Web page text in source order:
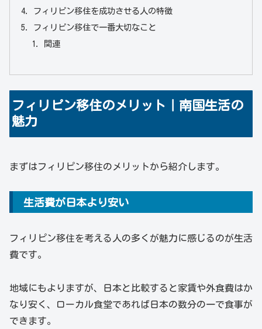
フィリピン移住を成功させる人の特徴
フィリピン移住で一番大切なこと
関連
フィリピン移住のメリット｜南国生活の
魅力
まずはフィリピン移住のメリットから紹介します。
生活費が日本より安い
フィリピン移住を考える人の多くが魅力に感じるのが生活
費です。
地域にもよりますが、日本と比較すると家賃や外食費はか
なり安く、ローカル食堂であれば日本の数分の一で食事が
できます。